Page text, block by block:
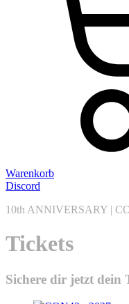
Warenkorb
Discord
10th ANNIVERSARY |
Tickets
Sichere dir jetzt dein